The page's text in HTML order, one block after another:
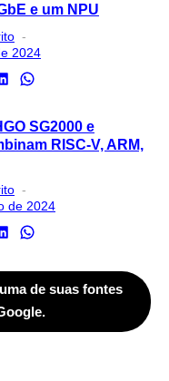
e um NPU
on
2024
SG2000 e
RISC-V, ARM,
on
de 2024
de suas fontes